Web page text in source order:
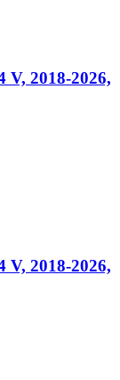
V, 2018-2026,
V, 2018-2026,